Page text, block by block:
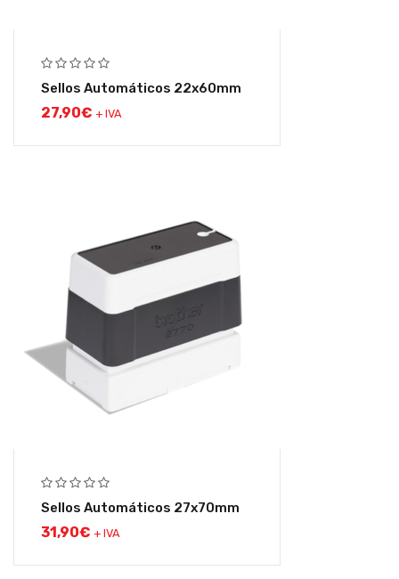
Sellos Automáticos 22x60mm
27,90€ + IVA
Sellos Automáticos 27x70mm
31,90€ + IVA